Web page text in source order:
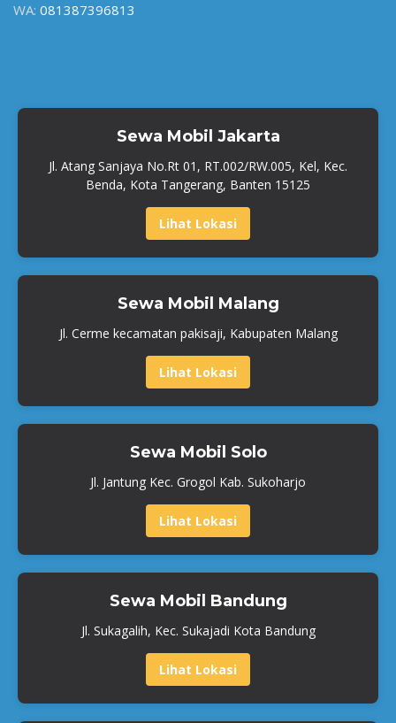
WA: 081387396813
Sewa Mobil Jakarta
Jl. Atang Sanjaya No.Rt 01, RT.002/RW.005, Kel, Kec.
Benda, Kota Tangerang, Banten 15125
Lihat Lokasi
Sewa Mobil Malang
Jl. Cerme kecamatan pakisaji, Kabupaten Malang
Lihat Lokasi
Sewa Mobil Solo
Jl. Jantung Kec. Grogol Kab. Sukoharjo
Lihat Lokasi
Sewa Mobil Bandung
Jl. Sukagalih, Kec. Sukajadi Kota Bandung
Lihat Lokasi